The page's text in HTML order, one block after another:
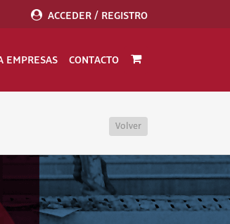
ACCEDER / REGISTRO
EMPRESAS CONTACTO
Volver